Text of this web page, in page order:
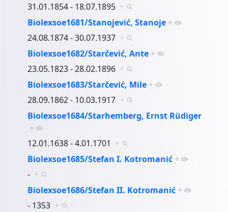
31.01.1854 - 18.07.1895 +
Biolexsoe1681/Stanojević, Stanoje +
24.08.1874 - 30.07.1937 +
Biolexsoe1682/Starčević, Ante +
23.05.1823 - 28.02.1896 +
Biolexsoe1683/Starčević, Mile +
28.09.1862 - 10.03.1917 +
Biolexsoe1684/Starhemberg, Ernst Rüdiger
+
12.01.1638 - 4.01.1701 +
Biolexsoe1685/Stefan I. Kotromanić +
- +
Biolexsoe1686/Stefan II. Kotromanić +
- 1353 +